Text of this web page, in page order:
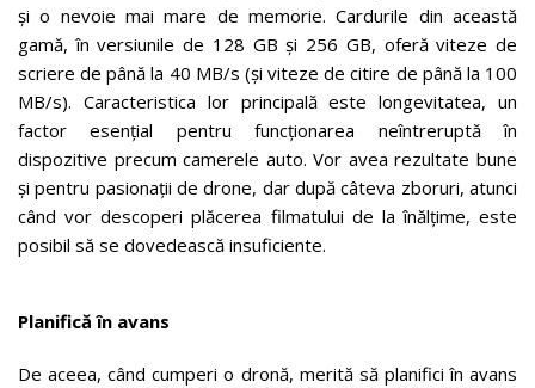
și o nevoie mai mare de memorie. Cardurile din această
gamă, în versiunile de 128 GB și 256 GB, oferă viteze de
scriere de până la 40 MB/s (și viteze de citire de până la 100
MB/s). Caracteristica lor principală este longevitatea, un
factor esențial pentru funcționarea neîntreruptă în
dispozitive precum camerele auto. Vor avea rezultate bune
și pentru pasionații de drone, dar după câteva zboruri, atunci
când vor descoperi plăcerea filmatului de la înălțime, este
posibil să se dovedească insuficiente.
Planifică în avans
De aceea, când cumperi o dronă, merită să planifici în avans